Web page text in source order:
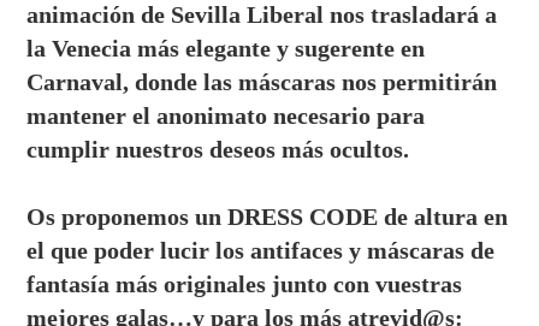
animación de Sevilla Liberal nos trasladará a
la Venecia más elegante y sugerente en
Carnaval, donde las máscaras nos permitirán
mantener el anonimato necesario para
cumplir nuestros deseos más ocultos.
Os proponemos un DRESS CODE de altura en
el que poder lucir los antifaces y máscaras de
fantasía más originales junto con vuestras
mejores galas…y para los más atrevid@s: